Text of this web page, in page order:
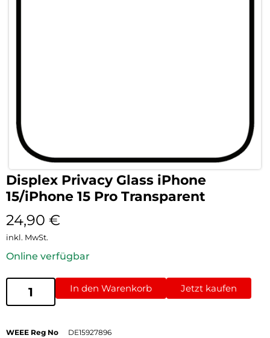
Displex Privacy Glass iPhone
15/iPhone 15 Pro Transparent
24,90 €
inkl. MwSt.
Online verfügbar
In den Warenkorb Jetzt kaufen
WEEE Reg No
DE15927896